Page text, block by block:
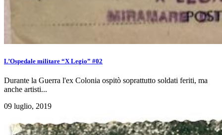
L’Ospedale militare “X Legio” #02
Durante la Guerra l'ex Colonia ospitò soprattutto soldati feriti, ma
anche artisti...
09 luglio, 2019